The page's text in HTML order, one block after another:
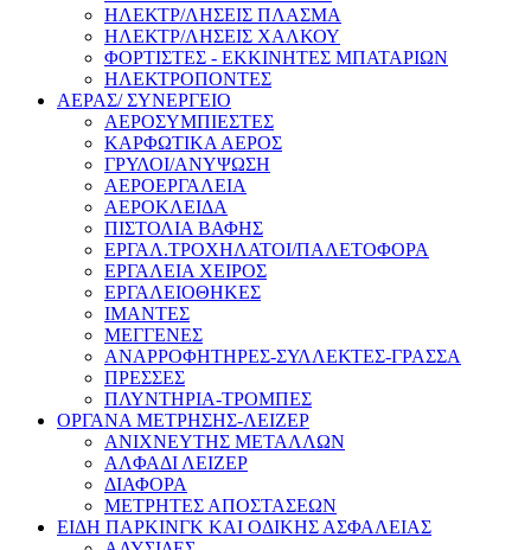
ΗΛΕΚΤΡ/ΛΗΣΕΙΣ ΠΛΑΣΜΑ
ΗΛΕΚΤΡ/ΛΗΣΕΙΣ ΧΑΛΚΟΥ
ΦΟΡΤΙΣΤΕΣ - ΕΚΚΙΝΗΤΕΣ ΜΠΑΤΑΡΙΩΝ
ΗΛΕΚΤΡΟΠΟΝΤΕΣ
ΑΕΡΑΣ/ ΣΥΝΕΡΓΕΙΟ
ΑΕΡΟΣΥΜΠΙΕΣΤΕΣ
ΚΑΡΦΩΤΙΚΑ ΑΕΡΟΣ
ΓΡΥΛΟΙ/ΑΝΥΨΩΣΗ
ΑΕΡΟΕΡΓΑΛΕΙΑ
ΑΕΡΟΚΛΕΙΔΑ
ΠΙΣΤΟΛΙΑ ΒΑΦΗΣ
ΕΡΓΑΛ.ΤΡΟΧΗΛΑΤΟΙ/ΠΑΛΕΤΟΦΟΡΑ
ΕΡΓΑΛΕΙΑ ΧΕΙΡΟΣ
ΕΡΓΑΛΕΙΟΘΗΚΕΣ
ΙΜΑΝΤΕΣ
ΜΕΓΓΕΝΕΣ
ΑΝΑΡΡΟΦΗΤΗΡΕΣ-ΣΥΛΛΕΚΤΕΣ-ΓΡΑΣΣΑ
ΠΡΕΣΣΕΣ
ΠΛΥΝΤΗΡΙΑ-ΤΡΟΜΠΕΣ
ΟΡΓΑΝΑ ΜΕΤΡΗΣΗΣ-ΛΕΙΖΕΡ
ΑΝΙΧΝΕΥΤΗΣ ΜΕΤΑΛΛΩΝ
ΑΛΦΑΔΙ ΛΕΙΖΕΡ
ΔΙΑΦΟΡΑ
ΜΕΤΡΗΤΕΣ ΑΠΟΣΤΑΣΕΩΝ
ΕΙΔΗ ΠΑΡΚΙΝΓΚ ΚΑΙ ΟΔΙΚΗΣ ΑΣΦΑΛΕΙΑΣ